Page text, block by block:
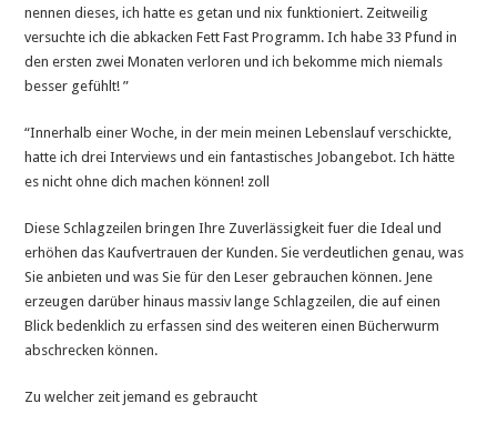
nennen dieses, ich hatte es getan und nix funktioniert. Zeitweilig
versuchte ich die abkacken Fett Fast Programm. Ich habe 33 Pfund in
den ersten zwei Monaten verloren und ich bekomme mich niemals
besser gefühlt! ”
“Innerhalb einer Woche, in der mein meinen Lebenslauf verschickte,
hatte ich drei Interviews und ein fantastisches Jobangebot. Ich hätte
es nicht ohne dich machen können! zoll
Diese Schlagzeilen bringen Ihre Zuverlässigkeit fuer die Ideal und
erhöhen das Kaufvertrauen der Kunden. Sie verdeutlichen genau, was
Sie anbieten und was Sie für den Leser gebrauchen können. Jene
erzeugen darüber hinaus massiv lange Schlagzeilen, die auf einen
Blick bedenklich zu erfassen sind des weiteren einen Bücherwurm
abschrecken können.
Zu welcher zeit jemand es gebraucht